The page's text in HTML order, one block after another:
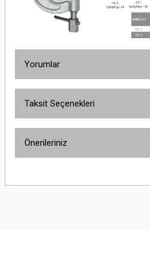
Yorumlar
Taksit Seçenekleri
Önerileriniz
yetersiz gördüğünüz noktaları öneri